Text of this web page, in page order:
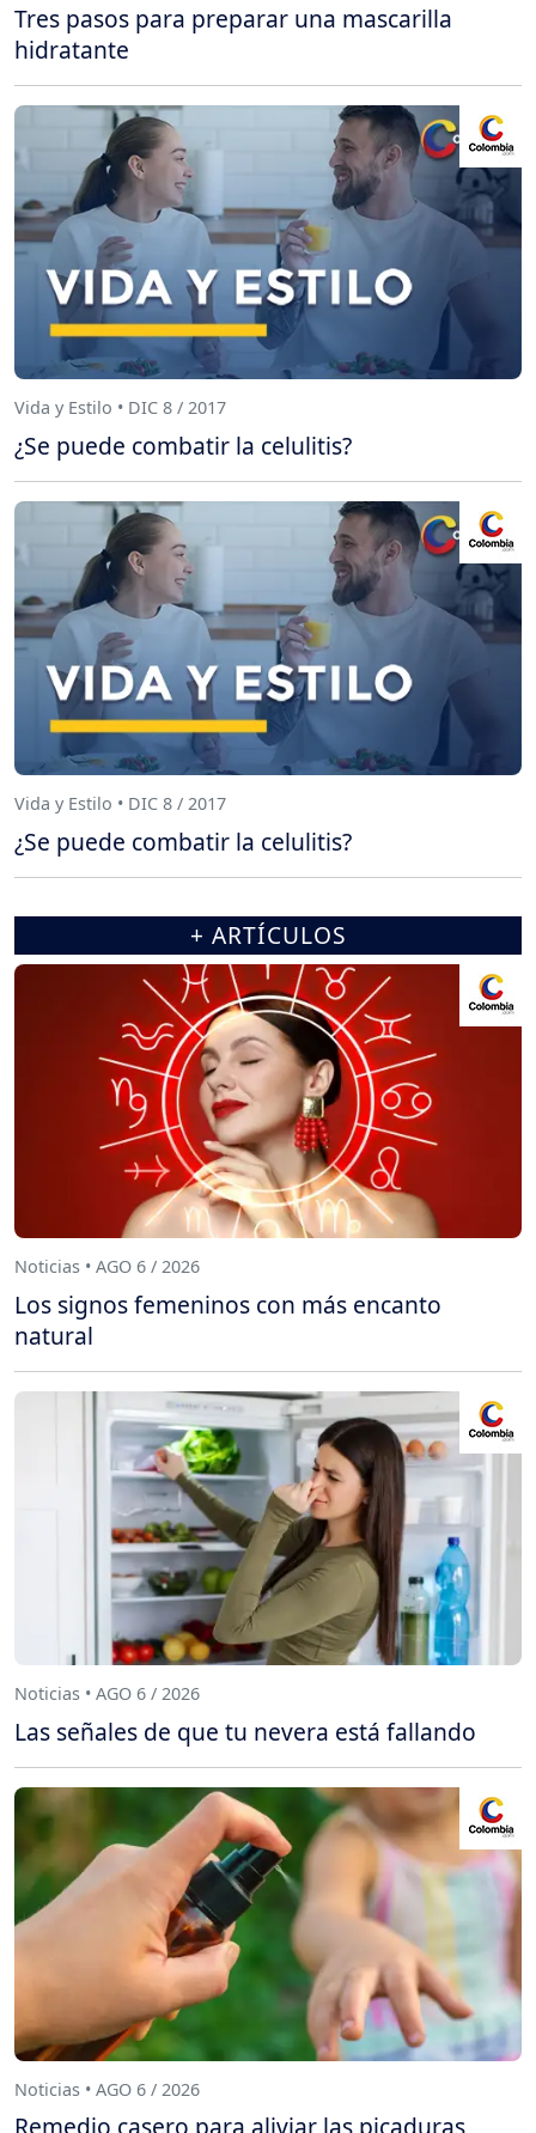
Tres pasos para preparar una mascarilla
hidratante
Vida y Estilo • DIC 8 / 2017
¿Se puede combatir la celulitis?
Vida y Estilo • DIC 8 / 2017
¿Se puede combatir la celulitis?
+ ARTÍCULOS
Noticias • AGO 6 / 2026
Los signos femeninos con más encanto
natural
Noticias • AGO 6 / 2026
Las señales de que tu nevera está fallando
Noticias • AGO 6 / 2026